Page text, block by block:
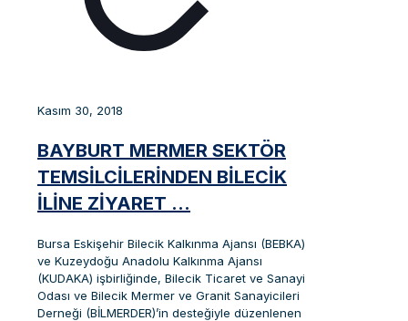
Kasım 30, 2018
BAYBURT MERMER SEKTÖR
TEMSİLCİLERİNDEN BİLECİK
İLİNE ZİYARET …
Bursa Eskişehir Bilecik Kalkınma Ajansı (BEBKA)
ve Kuzeydoğu Anadolu Kalkınma Ajansı
(KUDAKA) işbirliğinde, Bilecik Ticaret ve Sanayi
Odası ve Bilecik Mermer ve Granit Sanayicileri
Derneği (BİLMERDER)’in desteğiyle düzenlenen